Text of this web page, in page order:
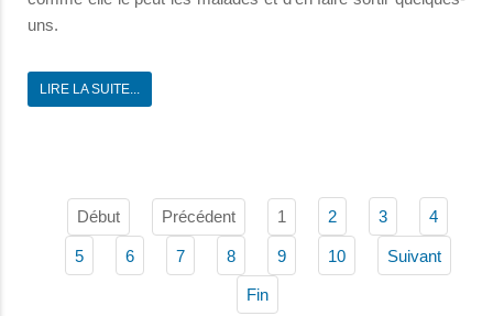
uns.
LIRE LA SUITE...
Début Précédent 1 2 3 4
5 6 7 8 9 10 Suivant
Fin